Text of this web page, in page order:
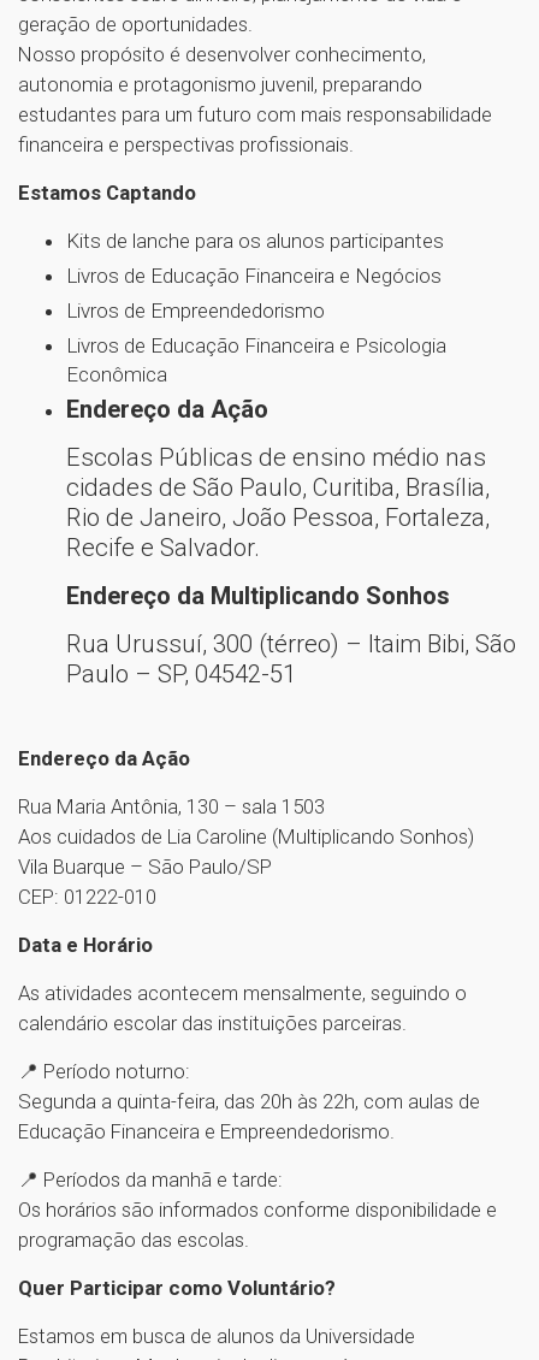
geração de oportunidades.
Nosso propósito é desenvolver conhecimento,
autonomia e protagonismo juvenil, preparando
estudantes para um futuro com mais responsabilidade
financeira e perspectivas profissionais.
Estamos Captando
Kits de lanche para os alunos participantes
Livros de Educação Financeira e Negócios
Livros de Empreendedorismo
Livros de Educação Financeira e Psicologia
Econômica
Endereço da Ação
Escolas Públicas de ensino médio nas
cidades de São Paulo, Curitiba, Brasília,
Rio de Janeiro, João Pessoa, Fortaleza,
Recife e Salvador.
Endereço da Multiplicando Sonhos
Rua Urussuí, 300 (térreo) – Itaim Bibi, São
Paulo – SP, 04542-51
Endereço da Ação
Rua Maria Antônia, 130 – sala 1503
Aos cuidados de Lia Caroline (Multiplicando Sonhos)
Vila Buarque – São Paulo/SP
CEP: 01222-010
Data e Horário
As atividades acontecem mensalmente, seguindo o
calendário escolar das instituições parceiras.
📍 Período noturno:
Segunda a quinta-feira, das 20h às 22h, com aulas de
Educação Financeira e Empreendedorismo.
📍 Períodos da manhã e tarde:
Os horários são informados conforme disponibilidade e
programação das escolas.
Quer Participar como Voluntário?
Estamos em busca de alunos da Universidade